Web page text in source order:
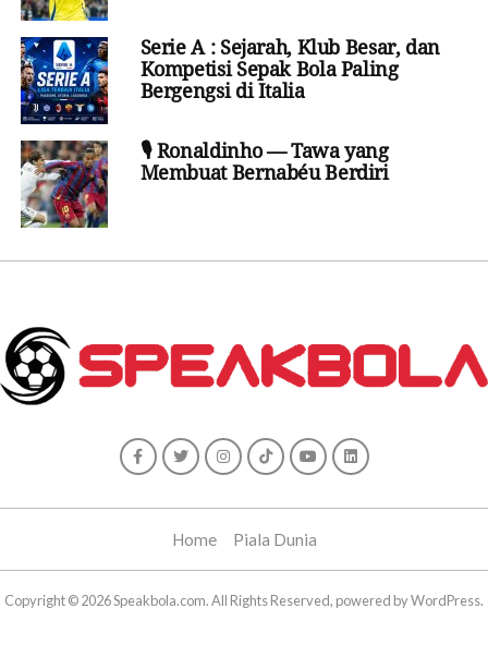
Serie A : Sejarah, Klub Besar, dan
Kompetisi Sepak Bola Paling
Bergengsi di Italia
🎙️ Ronaldinho — Tawa yang
Membuat Bernabéu Berdiri
Home Piala Dunia
Copyright © 2026 Speakbola.com. All Rights Reserved, powered by WordPress.